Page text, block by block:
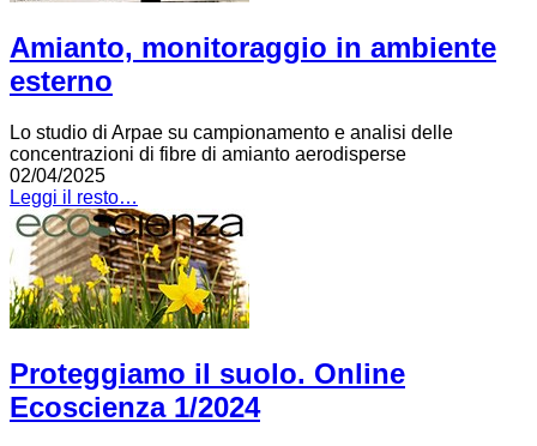
Amianto, monitoraggio in ambiente
esterno
Lo studio di Arpae su campionamento e analisi delle
concentrazioni di fibre di amianto aerodisperse
02/04/2025
Leggi il resto…
Proteggiamo il suolo. Online
Ecoscienza 1/2024